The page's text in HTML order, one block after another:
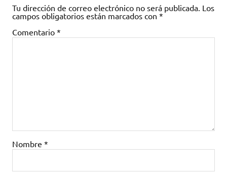
Tu dirección de correo electrónico no será publicada. Los
campos obligatorios están marcados con *
Comentario *
Nombre *